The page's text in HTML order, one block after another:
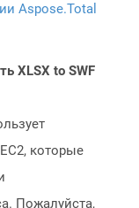
Aspose.Total
XLSX to SWF
которые
Пожалуйста,